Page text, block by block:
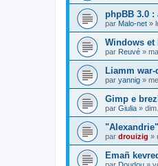
phpBB 3.0 :
par Malo-net »
Windows et
par Reuvé »
Liamm
par yannig »
Gimp e
par Giulia »
par drouizig »
Emañ
par Doudou »